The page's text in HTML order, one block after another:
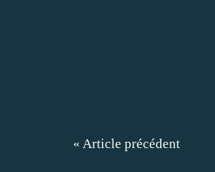
« Article précédent